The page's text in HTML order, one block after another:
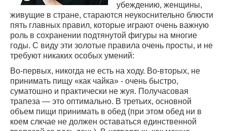
убеждению, женщины,
живущие в стране, стараются неукоснительно блюсти
пять главных правил, которые играют очень важную
роль в сохранении подтянутой фигуры на многие
годы. С виду эти золотые правила очень просты, и не
требуют никаких особых умений:
Во-первых, никогда не есть на ходу. Во-вторых, не
принимать пищу «как чайка» - очень быстро,
суматошно и практически не жуя. Получасовая
трапеза — это оптимально. В третьих, основной
объем пищи принимать в обед (при этом обед ни в
коем слкчае не должен оставаться единственной